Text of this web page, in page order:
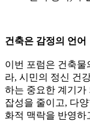
건축은 감정의 언어
이번 포럼은 건축물
라, 시민의 정신 건
하는 중요한 계기가
잡성을 줄이고, 다
화적 맥락을 반영하